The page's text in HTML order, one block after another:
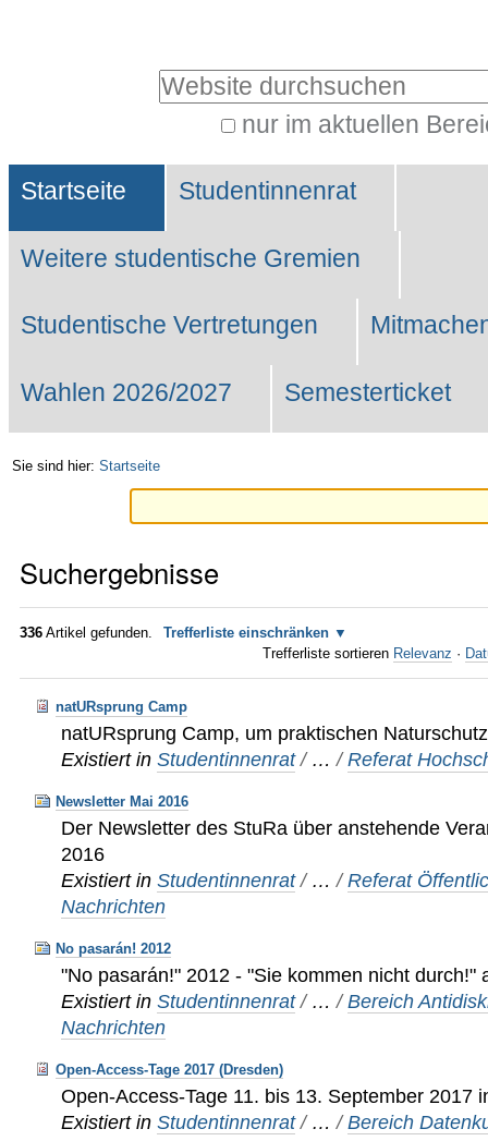
Website durchsuchen
nur im aktuellen
Suche…
Sektionen
Startseite Studentinnenrat
Weitere studentische Gremien
Studentische Vertretungen
Wahlen 2026/2027 Semesterticket
Sie sind hier: Startseite
Suchergebnisse
336 Artikel gefunden.
Trefferliste einschränken
Trefferliste sortieren Relevanz ·
natURsprung Camp
natURsprung Camp, um praktischen
Existiert in Studentinnenrat / …/Referat
Newsletter Mai 2016
Der Newsletter des StuRa über anstehende
2016
Existiert in Studentinnenrat / …/Referat
Nachrichten
No pasarán! 2012
"No pasarán!" 2012 - "Sie kommen nicht durch!"
Existiert in Studentinnenrat / …/Bereich
Nachrichten
Open-Access-Tage 2017 (Dresden)
Open-Access-Tage 11. bis 13. September 2017
Existiert in Studentinnenrat / …/Bereich